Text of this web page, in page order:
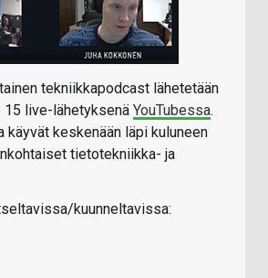
tekniikkapodcast lähetetään
15 live-lähetyksenä YouTubessa.
käyvät keskenään läpi kuluneen
tietotekniikka- ja
kuunneltavissa: